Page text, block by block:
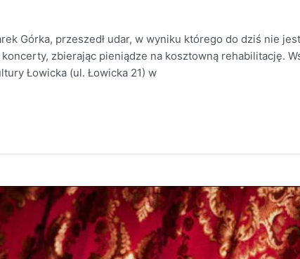
Górka, przeszedł udar, w wyniku którego do dziś nie
zbierając pieniądze na kosztowną rehabilitację.
Łowicka (ul. Łowicka 21) w